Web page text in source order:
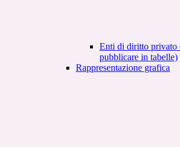
Enti di diritto privato
pubblicare in tabelle)
Rappresentazione grafica